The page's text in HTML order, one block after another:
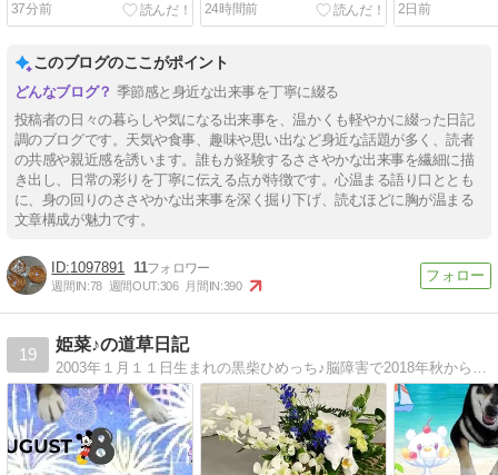
37分前 24時間前 2日前
このブログのここがポイント
季節感と身近な出来事を丁寧に綴る
投稿者の日々の暮らしや気になる出来事を、温かくも軽やかに綴った日記
調のブログです。天気や食事、趣味や思い出など身近な話題が多く、読者
の共感や親近感を誘います。誰もが経験するささやかな出来事を繊細に描
き出し、日常の彩りを丁寧に伝える点が特徴です。心温まる語り口ととも
に、身の回りのささやかな出来事を深く掘り下げ、読むほどに胸が温まる
文章構成が魅力です。
1097891 11
週間IN:78 週間OUT:306 月間IN:390
19
姫菜♪の道草日記
2003年１月１１日生まれの黒柴ひめっち♪脳障害で2018年秋からほぼ寝たきりで要介護になり2020年７月９日１７歳６ヶ月で永遠の眠りにつきました(*- -)(*_ _)今はお空組ワンコ達に☆ワンズエステ☆しています(^_-)-☆